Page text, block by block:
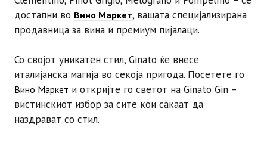
достапни во Вино Маркет, вашата специјализирана
продавница за вина и премиум пијалаци.
Со својот уникатен стил, Ginato ќе внесе
италијанска магија во секоја пригода. Посетете го
Вино Маркет и откријте го светот на Ginato Gin –
вистинскиот избор за сите кои сакаат да
наздрават со стил.